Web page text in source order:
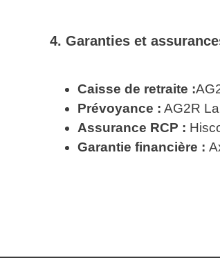
4. Garanties et
Caisse de retraite :
Prévoyance : AG2R
Assurance RCP :
Garantie financière :